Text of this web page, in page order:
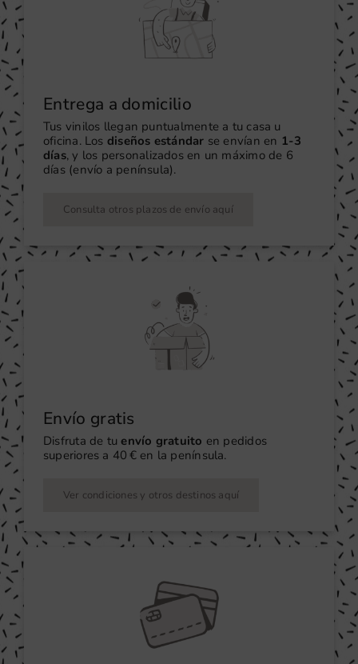
Entrega a domicilio
Tus vinilos llegan puntualmente a tu casa u
oficina. Los diseños estándar se envían en 1-3
días, y los personalizados en un máximo de 6
días (envío a península).
Consulta otros plazos de envío aquí
Envío gratis
Disfruta de tu envío gratuito en pedidos
superiores a 40 € en la península.
Ver condiciones y otros destinos aquí